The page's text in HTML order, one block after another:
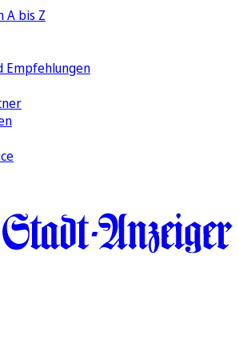
A bis Z
Empfehlungen